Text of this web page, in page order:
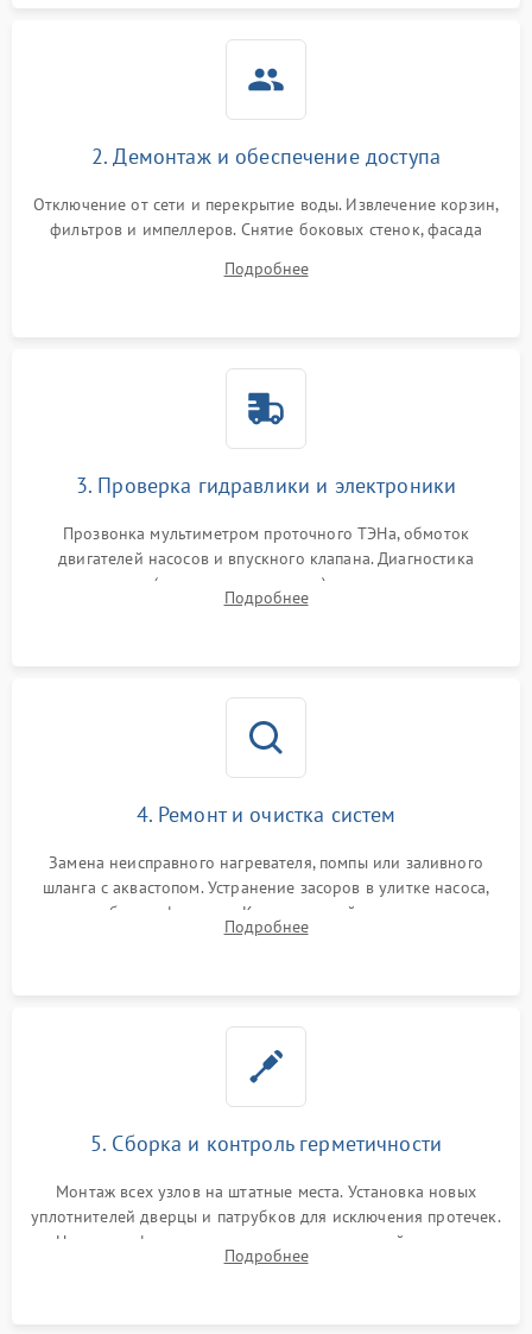
2. Демонтаж и обеспечение доступа
Отключение от сети и перекрытие воды. Извлечение корзин,
фильтров и импеллеров. Снятие боковых стенок, фасада
циркуляционному насосу, ТЭНу и сливной помпе.
Подробнее
3. Проверка гидравлики и электроники
Прозвонка мультиметром проточного ТЭНа, обмоток
двигателей насосов и впускного клапана. Диагностика
прессостата (датчика уровня воды), датчика мутности,
концевика дверцы и электронного модуля управления.
Подробнее
4. Ремонт и очистка систем
Замена неисправного нагревателя, помпы или заливного
шланга с аквастопом. Устранение засоров в улитке насоса,
патрубках и фильтрах. Компонентный ремонт платы
управления, восстановление поврежденной проводки.
Подробнее
5. Сборка и контроль герметичности
Монтаж всех узлов на штатные места. Установка новых
уплотнителей дверцы и патрубков для исключения протечек.
Надежная фиксация хомутов гидравлической системы,
сборка корпуса и установка датчика поплавка.
Подробнее